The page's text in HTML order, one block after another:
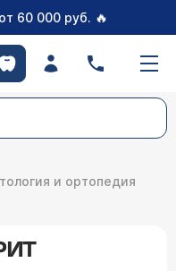
60 000 руб. 🔥
и ортопедия